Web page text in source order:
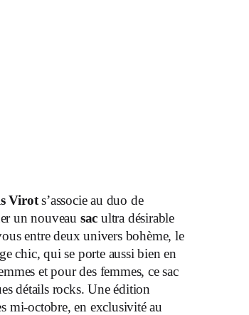
Virots’associe au duo de
un nouveau sac ultra désirable
entre deux univers bohème, le
chic, qui se porte aussi bien en
et pour des femmes, ce sac
détails rocks. Une édition
mi-octobre, en exclusivité au